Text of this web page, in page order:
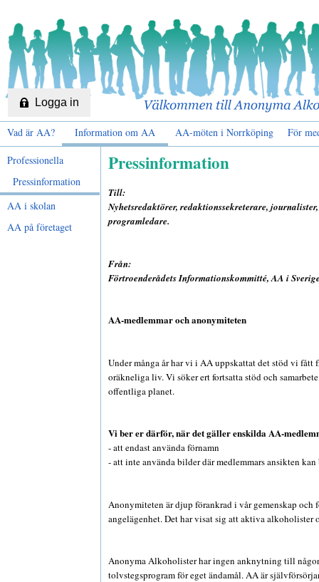
Logga in
Vad är AA? Information om AA AA-möten i Norrköping För
Professionella
Pressinformation
AA i skolan
AA på företaget
Pressinformation
Till:
Nyhetsredaktörer, redaktionssekreterare,
programledare.
Från:
Förtroenderådets Informationskommitté, AA i
AA-medlemmar och anonymiteten
Under många år har vi i AA uppskattat det stöd vi
oräkneliga liv. Vi söker ert fortsatta stöd och
offentliga planet.
Vi ber er därför, när det gäller enskilda AA-
- att endast använda förnamn
- att inte använda bilder där medlemmars ansikten
Anonymiteten är djup förankrad i vår gemenskap och
angelägenhet. Det har visat sig att aktiva
Anonyma Alkoholister har ingen anknytning till
tolvstegsprogram för eget ändamål. AA är